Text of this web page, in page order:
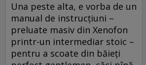
Una peste alta, e vorba de un
manual de instrucțiuni –
preluate masiv din Xenofon
printr-un intermediar stoic –
pentru a scoate din băieți